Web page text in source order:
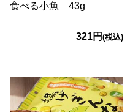
食べる小魚 43g
321円(税込)